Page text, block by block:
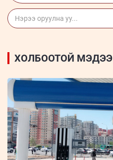
ХОЛБООТОЙ МЭДЭЭ